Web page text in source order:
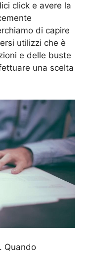
click e avere la
di capire
utilizzi che è
e delle buste
una scelta
Quando